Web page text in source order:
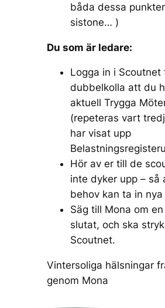
båda dessa
sistone… )
Du som är ledare:
Logga in i Scoutnet
dubbelkolla att du
aktuell Trygga
(repeteras vart
har visat upp
Hör av er till de
inte dyker upp – så
behov kan ta in
Säg till Mona om
slutat, och ska
Scoutnet.
Vintersoliga hälsningar
genom Mona